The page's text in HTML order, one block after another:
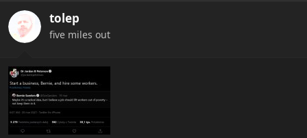
o
n
s
tolep
five miles out